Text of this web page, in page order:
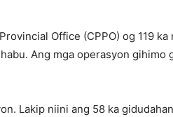
Office (CPPO) og 119 ka
Ang mga operasyon gihimo
Lakip niini ang 58 ka